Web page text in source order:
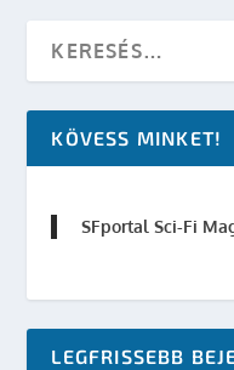
KÖVESS MINKET!
SFportal Sci-Fi
LEGFRISSEBB